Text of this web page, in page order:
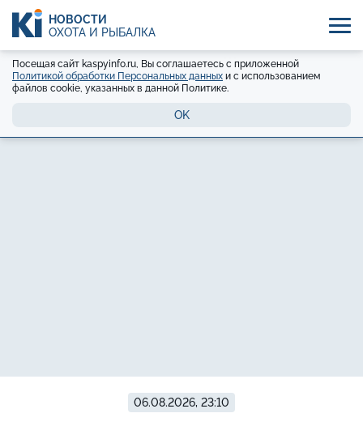
НОВОСТИ
ОХОТА И РЫБАЛКА
Посещая сайт kaspyinfo.ru, Вы соглашаетесь с приложенной
Политикой обработки Персональных данных и с использованием
файлов cookie, указанных в данной Политике.
OK
06.08.2026, 23:10